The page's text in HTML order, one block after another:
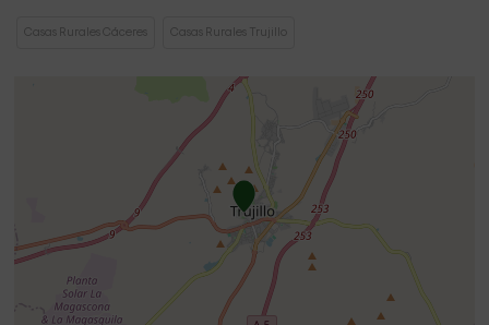
Casas Rurales Cáceres Casas Rurales Trujillo